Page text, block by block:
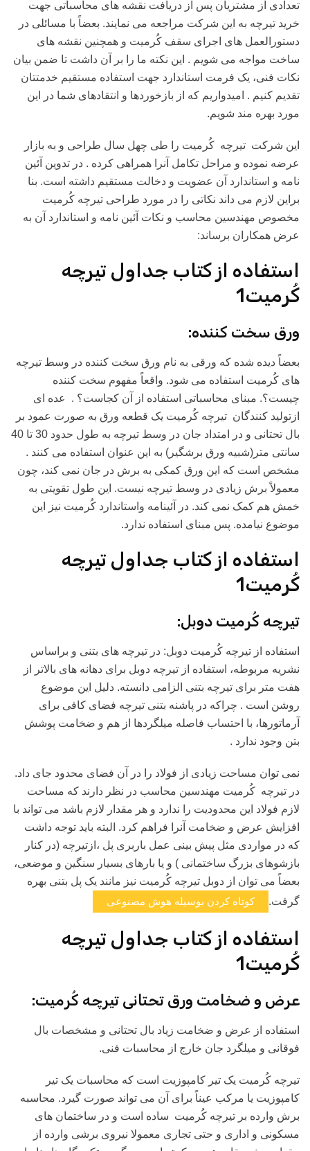
تعدادی از مشتریان پس از دریافت نقشه های محاسباتی جهت
خرید تیرچه به این شرکت مراجعه می نمایند. بعضاً با مسائلی در
دستورالعمل های اجرای سقف کُرمیت و همچنین نقشه های
ساخت مواجه می شویم . این نکته ما را بر آن داشت تا ضمن بیان
نکات فنی، یک فرمت استاندارد جهت استفاده مستقیم خدمتتان
تقدیم کنیم . امیدواریم که از بازخوردها و انتقادهای شما در این
مورد بهره مند شویم.
این شرکت تیرچه کُرمیت را طی چهل سال طراحی و به بازار
عرضه نموده و مراحل تکامل آنرا همراهی کرده . در تدوین آئین
نامه و استاندارد آن عضویت و دخالت مستقیم داشته است. بنا
براین لازم می داند نکاتی را در مورد طراحی تیرچه کُرمیت
مخصوص مهندسین محاسب و نکات آئین نامه و استاندارد آن به
عرض همکاران برساند:
استفاده از کتاب جداول تیرچه
کُرمیت1
ورق سخت کننده:
بعضاً دیده شده که ورقی به نام ورق سخت کننده در وسط تیرچه
های کُرمیت استفاده می شود. واقعاً مفهوم سخت کننده
چیست؟. مبنای محاسباتی استفاده از آن کجاست؟ . عده ای
ازتولید کنندگان تیرچه کُرمیت یک قطعه ورق به صورت عمود بر
بال تحتانی و در امتداد جان در وسط تیرچه به طول حدود 30 تا 40
سانتی متر(شبیه ورق برشگیر) به این عنوان استفاده می کنند .
مشخص است که این ورق کمکی به برش در جان نمی کند، چون
معمولاً برش زیادی در وسط تیرچه نیست. این طول تقویتی به
خمش هم کمک نمی کند. در آئینامه واستاندارد کُرمیت نیز این
موضوع نیامده. پس مبنای استفاده ندارد.
استفاده از کتاب جداول تیرچه
کُرمیت1
تیرچه کُرمیت دوبل:
استفاده از تیرچه کُرمیت دوبل: در تیرچه های بتنی و براساس
نشریه مربوطه، استفاده از تیرچه دوبل برای دهانه های بالاتر از
هفت متر برای تیرچه بتنی الزامی دانسته. دلیل این موضوع
روشن است . چراکه در پاشنه بتنی تیرچه فضای کافی برای
آرماتورها، با احتساب فاصله میلگردها از هم و ضخامت پوشش
بتن وجود ندارد .
نمی توان مساحت زیادی از فولاد را در آن فضای محدود جای داد.
در تیرچه کُرمیت مهندسین محاسب در نظر دارند که مساحت
لازم فولاد این محدودیت را ندارد و هر مقدار لازم باشد می تواند با
افزایش عرض و ضخامت آنرا فراهم کرد. البته باید توجه داشت
که در مواردی مثل پیش بینی عمل باربری پل ،ازتیرچه (در کنار
بازشوهای بزرگ ساختمانی ) و یا بارهای بسیار سنگین و موضعی،
بعضاً می توان از دوبل تیرچه کُرمیت نیز مانند یک پل بتنی بهره
گرفت.
کوتاه کردن بوسیله هوش مصنوعی
استفاده از کتاب جداول تیرچه
کُرمیت1
عرض و ضخامت ورق تحتانی تیرچه کُرمیت:
استفاده از عرض و ضخامت زیاد بال تحتانی و مشخصات بال
فوقانی و میلگرد جان خارج از محاسبات فنی.
تیرچه کُرمیت یک تیر کامپوزیت است که محاسبات یک تیر
کامپوزیت یا مرکب عیناً برای آن می تواند صورت گیرد. محاسبه
برش وارده بر تیرچه کُرمیت ساده است و در ساختمان های
مسکونی و اداری و حتی تجاری معمولا نیروی برشی وارده از